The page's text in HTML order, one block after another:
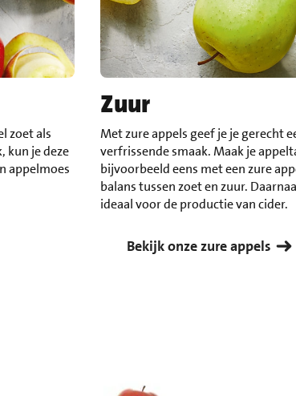
zoet als
kun je deze
appelmoes
Zuur
Met zure appels geef je je gerecht
verfrissende smaak. Maak je
bijvoorbeeld eens met een zure
balans tussen zoet en zuur.
ideaal voor de productie van cider.
Bekijk onze zure appels